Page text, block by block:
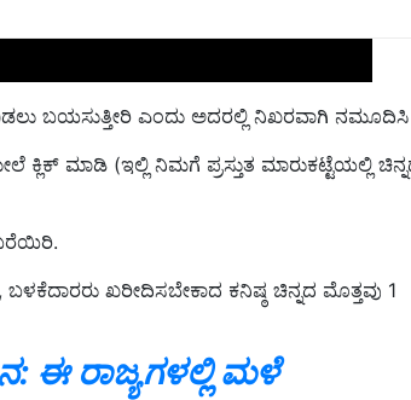
ಬಯಸುತ್ತೀರಿ ಎಂದು ಅದರಲ್ಲಿ ನಿಖರವಾಗಿ ನಮೂದಿಸಿ
ಮಾಡಿ (ಇಲ್ಲಿ ನಿಮಗೆ ಪ್ರಸ್ತುತ ಮಾರುಕಟ್ಟೆಯಲ್ಲಿ ಚಿನ್ನದ
ಬರೆಯಿರಿ.
ಖರೀದಿಸಬೇಕಾದ ಕನಿಷ್ಠ ಚಿನ್ನದ ಮೊತ್ತವು 1
ರಾಜ್ಯಗಳಲ್ಲಿ ಮಳೆ